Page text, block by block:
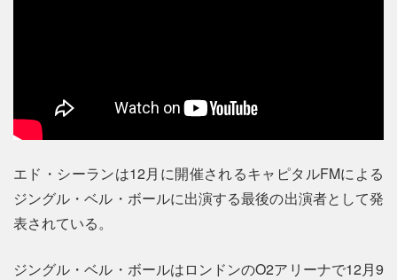
エド・シーランは12月に開催されるキャピタルFMによる
ジングル・ベル・ボールに出演する最後の出演者として発
表されている。
ジングル・ベル・ボールはロンドンのO2アリーナで12月9